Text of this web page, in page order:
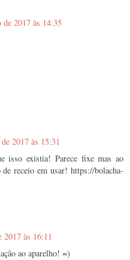
de 2017 às 14:35
2017 às 15:31
isso existia! Parece fixe mas ao
receio em usar! https://bolacha-
2017 às 16:11
ao aparelho! =)